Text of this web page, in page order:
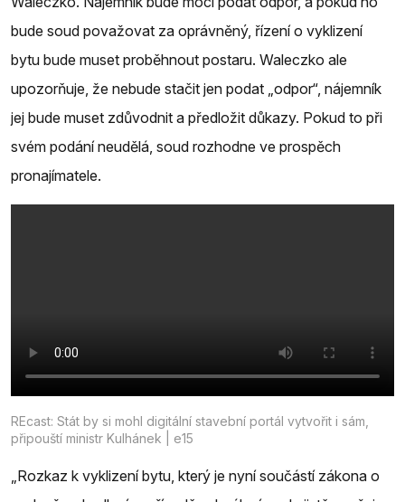
bude soud považovat za oprávněný, řízení o vyklizení
bytu bude muset proběhnout postaru. Waleczko ale
upozorňuje, že nebude stačit jen podat „odpor“, nájemník
jej bude muset zdůvodnit a předložit důkazy. Pokud to při
svém podání neudělá, soud rozhodne ve prospěch
pronajímatele.
REcast: Stát by si mohl digitální stavební portál vytvořit i sám,
připouští ministr Kulhánek | e15
„Rozkaz k vyklizení bytu, který je nyní součástí zákona o